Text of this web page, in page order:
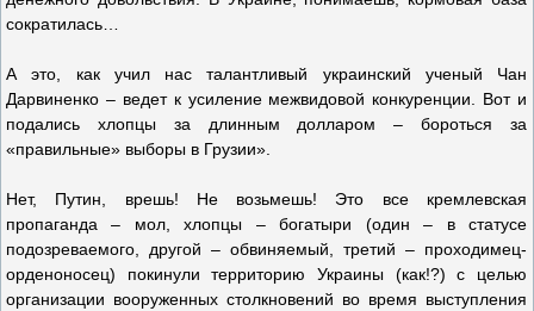
сократилась…
А это, как учил нас талантливый украинский ученый Чан
Дарвиненко – ведет к усиление межвидовой конкуренции. Вот и
подались хлопцы за длинным долларом – бороться за
«правильные» выборы в Грузии».
Нет, Путин, врешь! Не возьмешь! Это все кремлевская
пропаганда – мол, хлопцы – богатыри (один – в статусе
подозреваемого, другой – обвиняемый, третий – проходимец-
орденоносец) покинули территорию Украины (как!?) с целью
организации вооруженных столкновений во время выступления